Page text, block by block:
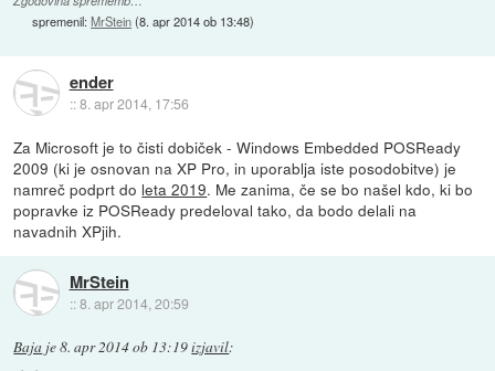
spremenil:MrStein(8. apr 2014 ob 13:48)
ender
::8. apr 2014, 17:56
Za Microsoft je to čisti dobiček - Windows Embedded POSReady
2009 (ki je osnovan na XP Pro, in uporablja iste posodobitve) je
namreč podprt do leta 2019. Me zanima, če se bo našel kdo, ki bo
popravke iz POSReady predeloval tako, da bodo delali na
navadnih XPjih.
MrStein
::8. apr 2014, 20:59
Baja je8. apr 2014 ob 13:19izjavil: